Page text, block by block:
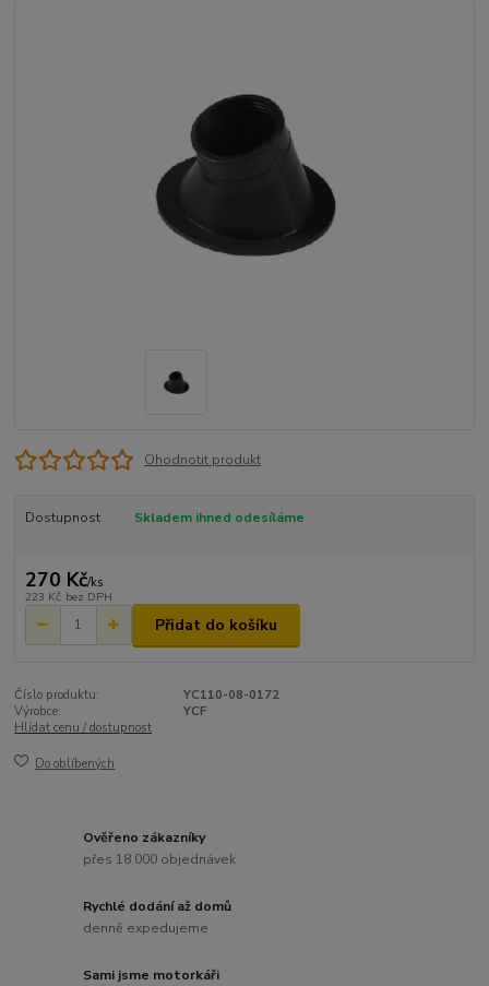
Ohodnotit produkt
Dostupnost Skladem ihned odesíláme
270 Kč/ks
223 Kč bez DPH
Přidat do košíku
Číslo produktu:
YC110-08-0172
Výrobce:
YCF
Hlídat cenu / dostupnost
Do oblíbených
Ověřeno zákazníky
přes 18 000 objednávek
Rychlé dodání až domů
denně expedujeme
Sami jsme motorkáři